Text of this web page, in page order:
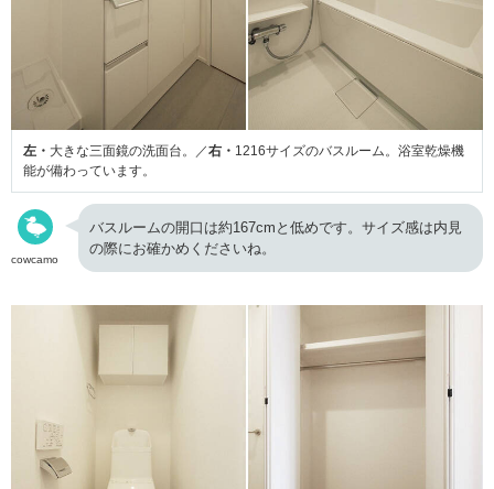
左・ 大きな三面鏡の洗面台。／右・ 1216サイズのバスルーム。浴室乾燥機
能が備わっています。
cowcamo
バスルームの開口は約167cmと低めです。サイズ感は内見
の際にお確かめくださいね。